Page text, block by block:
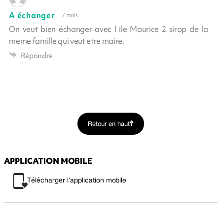
A échanger 7 mois
On veut bien échanger avec l ile Maurice 2 sirop de la
meme famille qui veut etre maire.
Répondre
Retour en haut
APPLICATION MOBILE
Télécharger l’application mobile